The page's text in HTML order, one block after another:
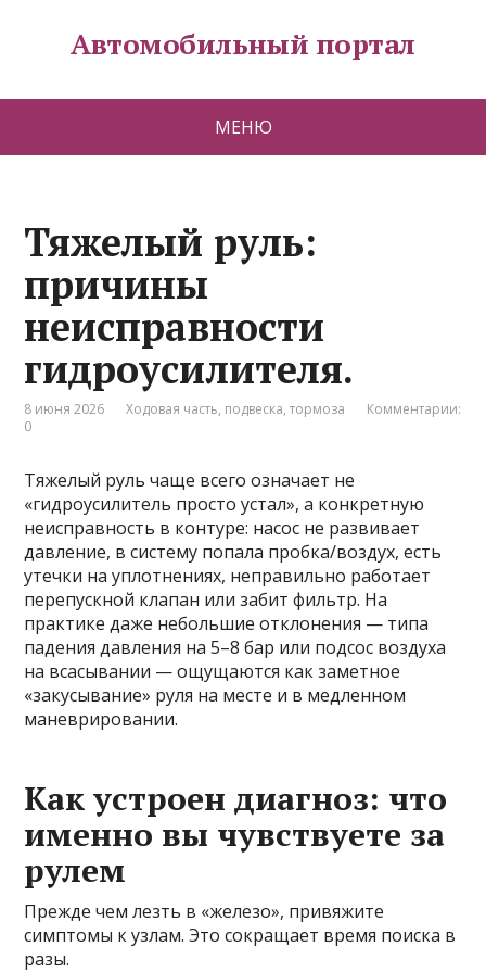
Автомобильный портал
МЕНЮ
Тяжелый руль:
причины
неисправности
гидроусилителя.
8 июня 2026 Ходовая часть, подвеска, тормоза
Комментарии:
0
Тяжелый руль чаще всего означает не
«гидроусилитель просто устал», а конкретную
неисправность в контуре: насос не развивает
давление, в систему попала пробка/воздух, есть
утечки на уплотнениях, неправильно работает
перепускной клапан или забит фильтр. На
практике даже небольшие отклонения — типа
падения давления на 5–8 бар или подсос воздуха
на всасывании — ощущаются как заметное
«закусывание» руля на месте и в медленном
маневрировании.
Как устроен диагноз: что
именно вы чувствуете за
рулем
Прежде чем лезть в «железо», привяжите
симптомы к узлам. Это сокращает время поиска в
разы.